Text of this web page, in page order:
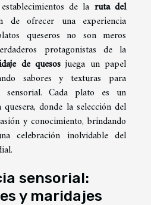
de la ruta del
de ofrecer una experiencia
queseros no son meros
protagonistas de la
de quesos juega un papel
sabores y texturas para
sensorial. Cada plato es un
donde la selección del
y conocimiento, brindando
celebración inolvidable del
sensorial:
y maridajes